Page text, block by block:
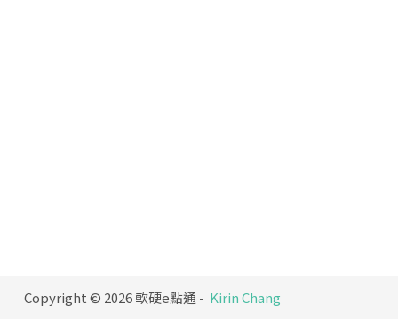
Copyright © 2026 軟硬e點通 - Kirin Chang